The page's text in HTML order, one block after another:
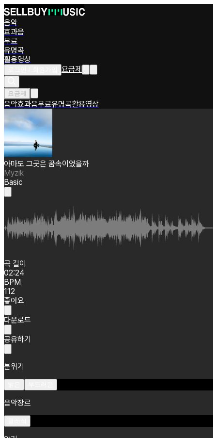
음악
효과음
무료
유명곡
활용영상
요금제
요금제
음악효과음무료유명곡활용영상
아마도 그곳은 꿈속이었을까
Myzik
Basic
곡 길이
02:24
BPM
112
좋아요
다운로드
공유하기
분위기
음악장르